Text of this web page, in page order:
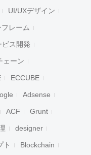
UI/UXデザイン
レーム
ビス開発
ェーン
ECCUBE
Adsense
ACF Grunt
designer
ト Blockchain